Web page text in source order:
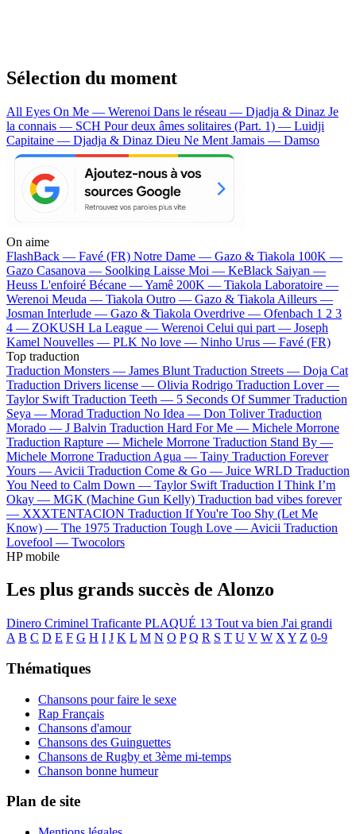
Sélection du moment
All Eyes On Me — Werenoi Dans le réseau — Djadja & Dinaz Je
la connais — SCH Pour deux âmes solitaires (Part. 1) — Luidji
Capitaine — Djadja & Dinaz Dieu Ne Ment Jamais — Damso
On aime
FlashBack — Favé (FR) Notre Dame — Gazo & Tiakola 100K —
Gazo Casanova — Soolking Laisse Moi — KeBlack Saiyan —
Heuss L'enfoiré Bécane —Yamê 200K — Tiakola Laboratoire —
Werenoi Meuda — Tiakola Outro — Gazo & Tiakola Ailleurs —
Josman Interlude — Gazo & Tiakola Overdrive — Ofenbach 1 2 3
4 — ZOKUSH La League — Werenoi Celui qui part — Joseph
Kamel Nouvelles — PLK No love — Ninho Urus — Favé (FR)
Top traduction
Traduction Monsters — James Blunt Traduction Streets — Doja Cat
Traduction Drivers license — Olivia Rodrigo Traduction Lover —
Taylor Swift Traduction Teeth — 5 Seconds Of Summer Traduction
Seya — Morad Traduction No Idea — Don Toliver Traduction
Morado — J Balvin Traduction Hard For Me — Michele Morrone
Traduction Rapture — Michele Morrone Traduction Stand By —
Michele Morrone Traduction Agua — Tainy Traduction Forever
Yours — Avicii Traduction Come & Go — Juice WRLD Traduction
You Need to Calm Down — Taylor Swift Traduction I Think I’m
Okay — MGK (Machine Gun Kelly) Traduction bad vibes forever
— XXXTENTACION Traduction If You're Too Shy (Let Me
Know) — The 1975 Traduction Tough Love — Avicii Traduction
Lovefool — Twocolors
HP mobile
Les plus grands succès de Alonzo
Dinero Criminel Traficante PLAQUÉ 13 Tout va bien J'ai grandi
A B C D E F G H I J K L M N O P Q R S T U V W X Y Z 0-9
Thématiques
Chansons pour faire le sexe
Rap Français
Chansons d'amour
Chansons des Guinguettes
Chansons de Rugby et 3ème mi-temps
Chanson bonne humeur
Plan de site